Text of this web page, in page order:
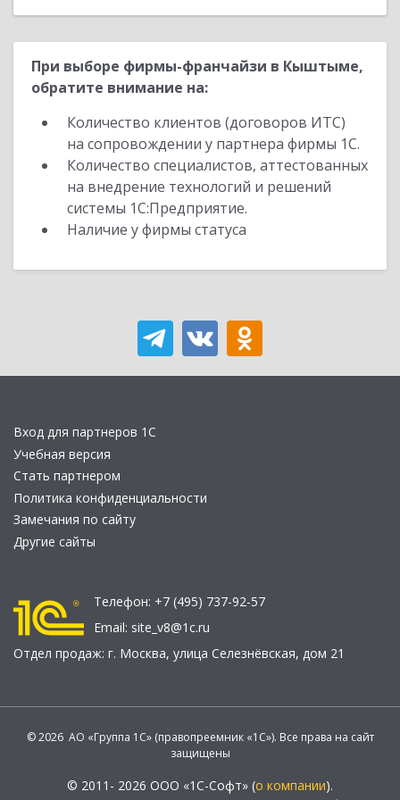
При выборе фирмы-франчайзи в Кыштыме,
обратите внимание на:
Количество клиентов (договоров ИТС)
на сопровождении у партнера фирмы 1С.
Количество специалистов, аттестованных
на внедрение технологий и решений
системы 1С:Предприятие.
Наличие у фирмы статуса
Вход для партнеров 1С
Учебная версия
Стать партнером
Политика конфиденциальности
Замечания по сайту
Другие сайты
Телефон: +7 (495) 737-92-57
Email: site_v8@1c.ru
Отдел продаж: г. Москва, улица Селезнёвская, дом 21
© 2026 АО «Группа 1С» (правопреемник «1С»). Все права на сайт
защищены
© 2011- 2026 ООО «1С-Софт» (о компании).